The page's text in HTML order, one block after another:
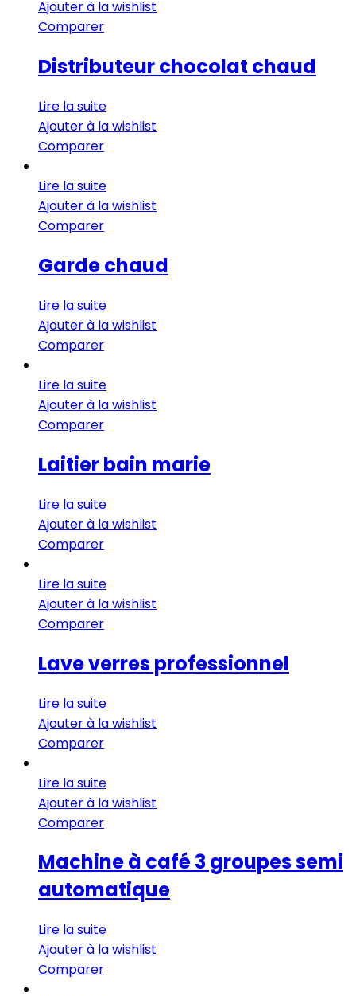
Ajouter à la wishlist
Comparer
Distributeur chocolat chaud
Lire la suite
Ajouter à la wishlist
Comparer
Lire la suite
Ajouter à la wishlist
Comparer
Garde chaud
Lire la suite
Ajouter à la wishlist
Comparer
Lire la suite
Ajouter à la wishlist
Comparer
Laitier bain marie
Lire la suite
Ajouter à la wishlist
Comparer
Lire la suite
Ajouter à la wishlist
Comparer
Lave verres professionnel
Lire la suite
Ajouter à la wishlist
Comparer
Lire la suite
Ajouter à la wishlist
Comparer
Machine à café 3 groupes semi
automatique
Lire la suite
Ajouter à la wishlist
Comparer